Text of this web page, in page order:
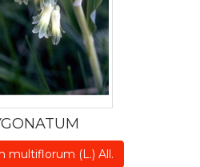
multiflorum (L.) All.